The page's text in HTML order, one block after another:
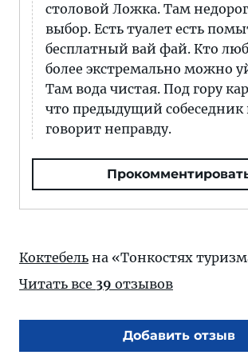
столовой Ложка. Там
выбор. Есть туалет есть
бесплатный вай фай. Кто
более экстремально можно
Там вода чистая. Под гору
что предыдущий собеседник
говорит неправду.
Коктебель на «Тонкостях
Читать все 39 отзывов
Добавить отзыв